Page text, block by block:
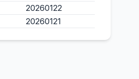
20260122
20260121